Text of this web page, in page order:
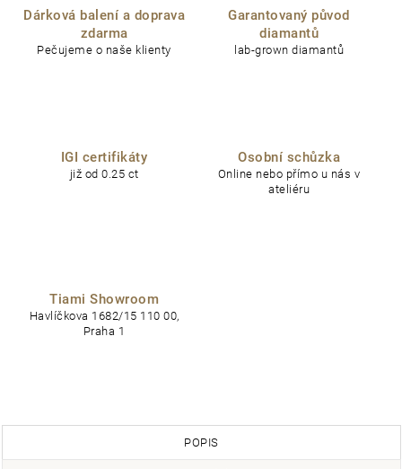
Dárková balení a doprava
zdarma
Pečujeme o naše klienty
Garantovaný původ
diamantů
lab-grown diamantů
IGI certifikáty
již od 0.25 ct
Osobní schůzka
Online nebo přímo u nás v
ateliéru
Tiami Showroom
Havlíčkova 1682/15 110 00,
Praha 1
POPIS